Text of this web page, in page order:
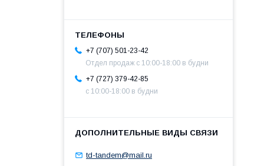
+7 (707) 501-23-42
Отдел продаж c 10:00-18:00 в будни
+7 (727) 379-42-85
с 10:00-18:00 в будни
td-tandem@mail.ru